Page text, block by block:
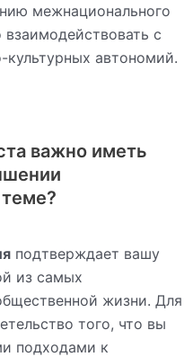
межнационального
с
автономий.
важно иметь
подтверждает вашу
из самых
жизни. Для
того, что вы
подходами к